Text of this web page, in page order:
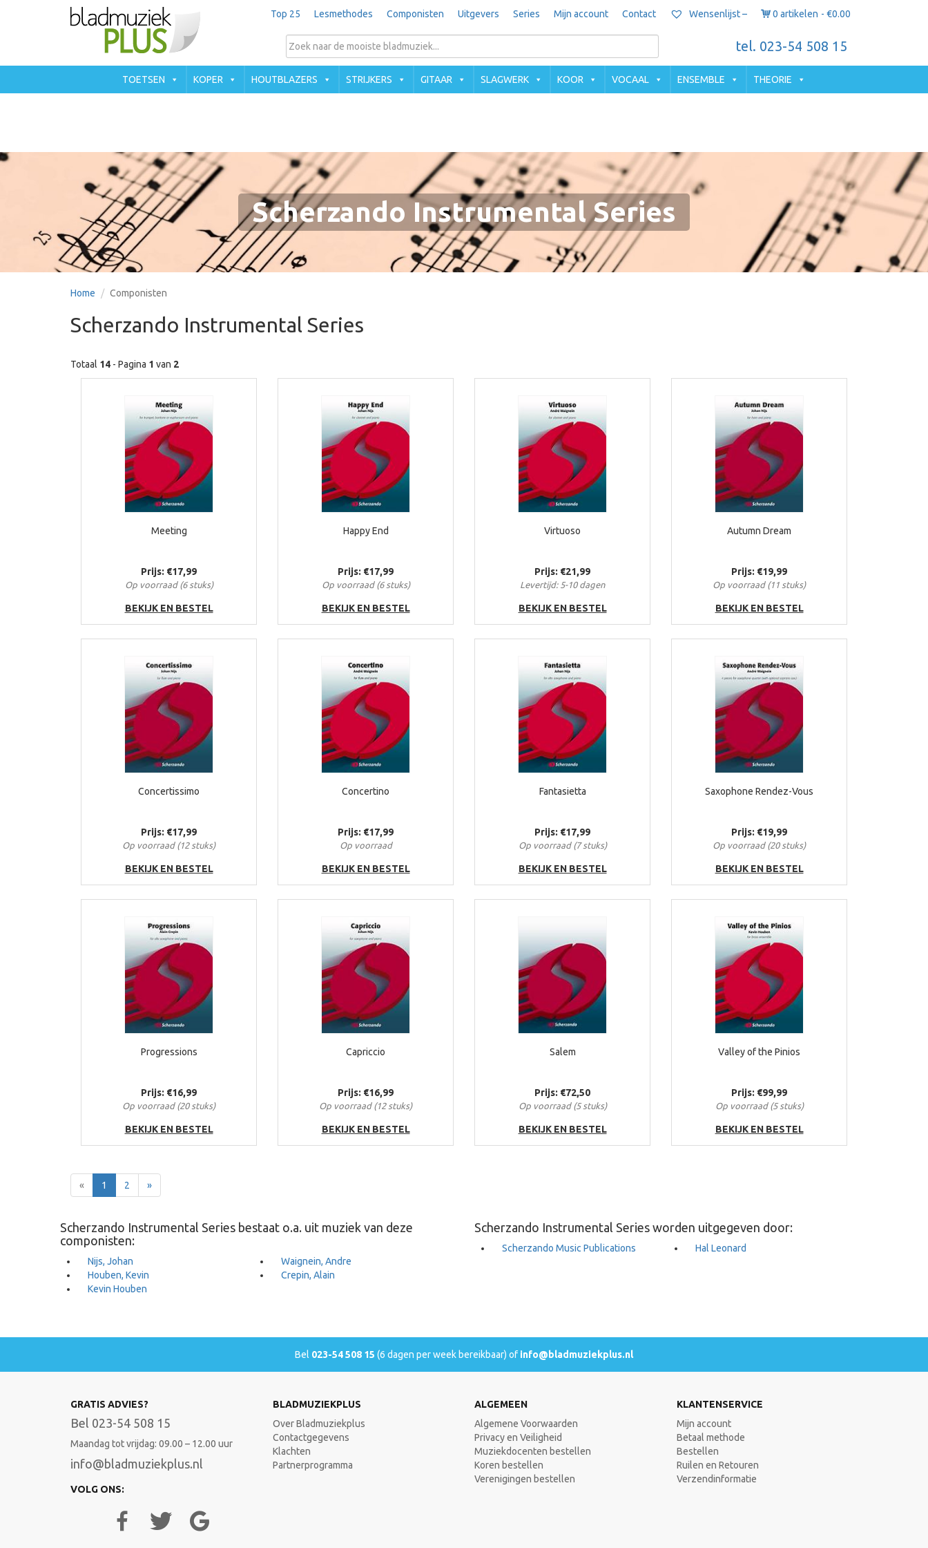
Top 25 Lesmethodes Componisten Uitgevers Series Mijn account Contact Wensenlijst – 0 artikelen €0.00
tel. 023-54 508 15
TOETSEN KOPER HOUTBLAZERS STRIJKERS GITAAR SLAGWERK KOOR VOCAAL ENSEMBLE THEORIE
Scherzando Instrumental Series
Home Componisten
Scherzando Instrumental Series
Totaal 14 - Pagina 1 van 2
Meeting
Prijs: €17,99
Op voorraad (6 stuks)
BEKIJK EN BESTEL
Happy End
Prijs: €17,99
Op voorraad (6 stuks)
BEKIJK EN BESTEL
Virtuoso
Prijs: €21,99
Levertijd: 5-10 dagen
BEKIJK EN BESTEL
Autumn Dream
Prijs: €19,99
Op voorraad (11 stuks)
BEKIJK EN BESTEL
Concertissimo
Prijs: €17,99
Op voorraad (12 stuks)
BEKIJK EN BESTEL
Concertino
Prijs: €17,99
Op voorraad
BEKIJK EN BESTEL
Fantasietta
Prijs: €17,99
Op voorraad (7 stuks)
BEKIJK EN BESTEL
Saxophone Rendez-Vous
Prijs: €19,99
Op voorraad (20 stuks)
BEKIJK EN BESTEL
Progressions
Prijs: €16,99
Op voorraad (20 stuks)
BEKIJK EN BESTEL
Capriccio
Prijs: €16,99
Op voorraad (12 stuks)
BEKIJK EN BESTEL
Salem
Prijs: €72,50
Op voorraad (5 stuks)
BEKIJK EN BESTEL
Valley of the Pinios
Prijs: €99,99
Op voorraad (5 stuks)
BEKIJK EN BESTEL
« Terug1 2 »Voor
Scherzando Instrumental Series bestaat o.a. uit muziek van deze
componisten:
Nijs, Johan
Waignein, Andre
Houben, Kevin
Crepin, Alain
Kevin Houben
Scherzando Instrumental Series worden uitgegeven door:
Scherzando Music Publications Hal Leonard
Bel 023-54 508 15 (6 dagen per week bereikbaar) of info@bladmuziekplus.nl
GRATIS ADVIES?
Bel 023-54 508 15
Maandag tot vrijdag: 09.00 – 12.00 uur
info@bladmuziekplus.nl
VOLG ONS:
BLADMUZIEKPLUS
Over Bladmuziekplus
Contactgegevens
Klachten
Partnerprogramma
ALGEMEEN
Algemene Voorwaarden
Privacy en Veiligheid
Muziekdocenten bestellen
Koren bestellen
Verenigingen bestellen
KLANTENSERVICE
Mijn account
Betaal methode
Bestellen
Ruilen en Retouren
Verzendinformatie